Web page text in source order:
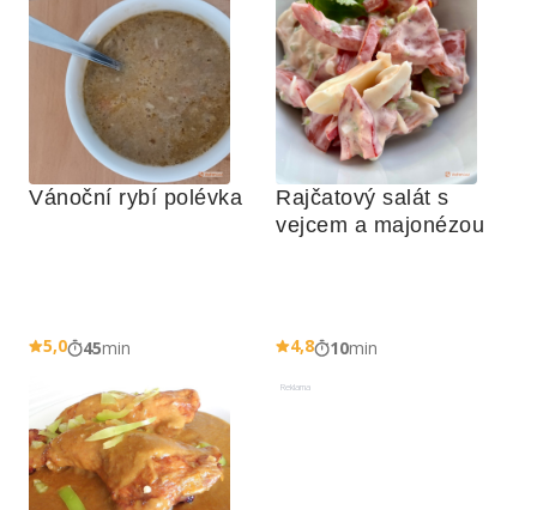
Vánoční rybí polévka
5,0 45min
Rajčatový salát s
vejcem a majonézou
4,8 10min
Reklama